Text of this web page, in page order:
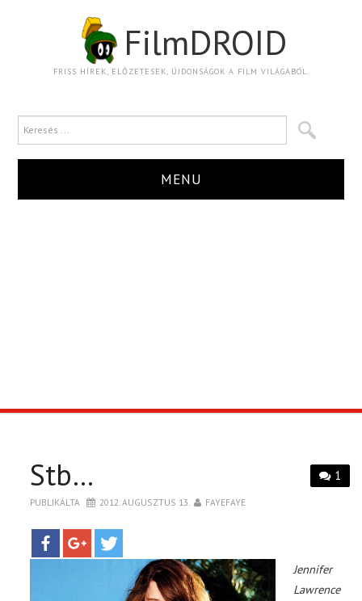
FilmDROID
FRISS HÍREK, ELŐZETESEK, ÚJDONSÁGOK A FILM VILÁGÁBÓL.
MENU
PÓLÓ RENDELÉS
1
Stb…
PUBLIKÁLTA 2012. AUGUSZTUS 13. FAYEFAYE
Jennifer
Lawrence